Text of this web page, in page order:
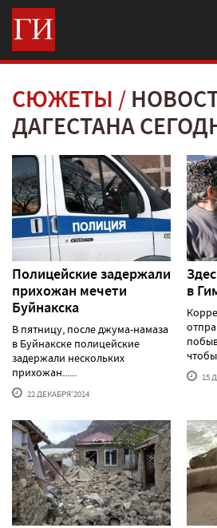
СЮЖЕТЫ
ДАГЕСТАНА
Полицейские задержали
прихожан мечети
Буйнакска
В пятницу, после джума-намаза
в Буйнакске полицейские
задержали нескольких
прихожан......
22 ДЕКАБРЯ'2014
в
15